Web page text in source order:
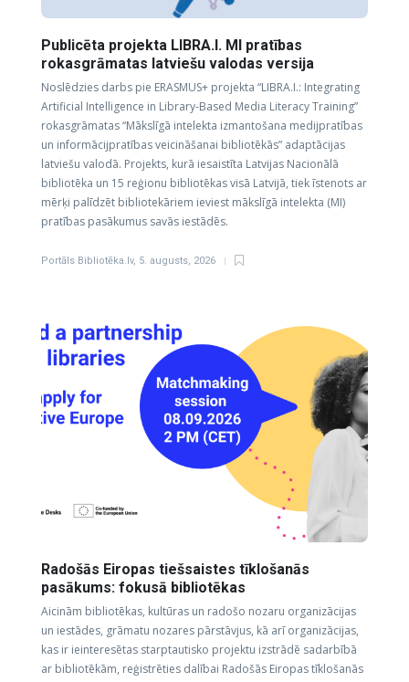
Publicēta projekta LIBRA.I. MI pratības
rokasgrāmatas latviešu valodas versija
Noslēdzies darbs pie ERASMUS+ projekta “LIBRA.I.: Integrating
Artificial Intelligence in Library-Based Media Literacy Training”
rokasgrāmatas “Mākslīgā intelekta izmantošana medijpratības
un informācijpratības veicināšanai bibliotēkās” adaptācijas
latviešu valodā. Projekts, kurā iesaistīta Latvijas Nacionālā
bibliotēka un 15 reģionu bibliotēkas visā Latvijā, tiek īstenots ar
mērķi palīdzēt bibliotekāriem ieviest mākslīgā intelekta (MI)
pratības pasākumus savās iestādēs.
Portāls Bibliotēka.lv, 5. augusts, 2026
Radošās Eiropas tiešsaistes tīklošanās
pasākums: fokusā bibliotēkas
Aicinām bibliotēkas, kultūras un radošo nozaru organizācijas
un iestādes, grāmatu nozares pārstāvjus, kā arī organizācijas,
kas ir ieinteresētas starptautisko projektu izstrādē sadarbībā
ar bibliotēkām, reģistrēties dalībai Radošās Eiropas tīklošanās